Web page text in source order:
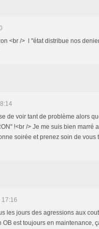
<br /> l "état distribue nos
de voir tant de problème alors
!<br /> Je me suis bien marré
soirée et prenez soin de vous
les jours des agressions aux
OB est toujours en maintenance,